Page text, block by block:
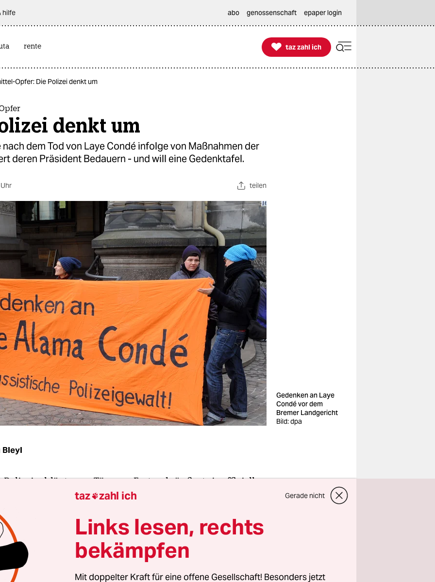
hilfe abo genossenschaft epaper login
rente 
taz zahl ich
taz zahl ich
Opfer: Die Polizei denkt um
denkt um
nach dem Tod von Laye Condé infolge von Maßnahmen der
deren Präsident Bedauern - und will eine Gedenktafel.
teilen
Gedenken an Laye
Condé vor dem
Bremer Landgericht
Bild: dpa
Bleyl
Polizei schlägt neue Töne an: Erstmals äußert sie offiziell
den gewaltsamen Tod von Laye Condé, der 2004 nach
Verabreichung großer Mengen von Brechmitteln
Lutz Müller, der erst im vergangenen Jahr ins
einen entsprechenden Brief an die Mutter Condés
taz zahl ich Gerade nicht
Links lesen, rechts
bekämpfen
Mit doppelter Kraft für eine offene Gesellschaft! Besonders jetzt